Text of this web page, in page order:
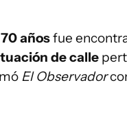
añosfue
de calle
El Observador